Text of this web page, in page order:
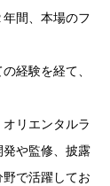
間、本場のフ
経験を経て、
リエンタルラ
発や監修、披露
で活躍してお